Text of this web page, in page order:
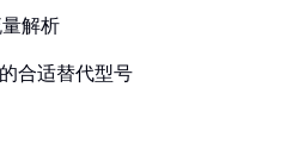
解析
合适替代型号